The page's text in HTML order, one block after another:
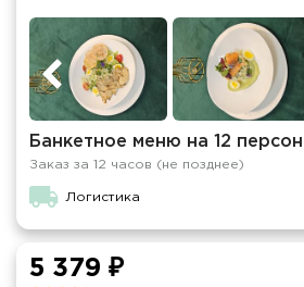
Банкетное меню на 12 персон
Заказ за 12 часов (не позднее)
Логистика
5 379 ₽